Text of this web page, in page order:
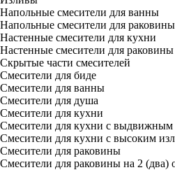
Напольные смесители для ванны
Напольные смесители для раковины
Настенные смесители для кухни
Настенные смесители для раковины
Скрытые части смесителей
Смесители для биде
Смесители для ванны
Смесители для душа
Смесители для кухни
Смесители для кухни с
Смесители для кухни с высоким
Смесители для раковины
Смесители для раковины на 2 (два)